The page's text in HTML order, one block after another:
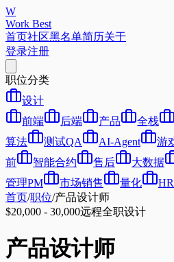
W
Work Best
首页社区黑名单简历关于
登录注册
职位分类
设计
前端
后端 产品 全栈
算法
测试QA AI-Agent 游
前
智能合约 售后 大数据
管理PM
市场销售 量化 HR
首页/职位/产品设计师
$20,000 - 30,000远程全职设计
产品设计师